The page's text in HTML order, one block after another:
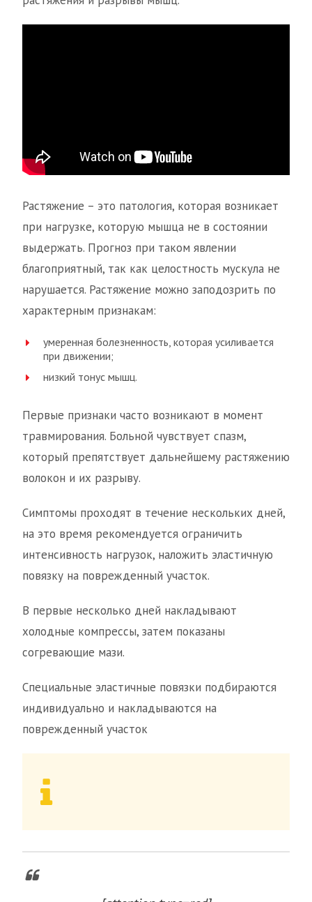
Растяжение – это патология, которая возникает
при нагрузке, которую мышца не в состоянии
выдержать. Прогноз при таком явлении
благоприятный, так как целостность мускула не
нарушается. Растяжение можно заподозрить по
характерным признакам:
умеренная болезненность, которая усиливается
при движении;
низкий тонус мышц.
Первые признаки часто возникают в момент
травмирования. Больной чувствует спазм,
который препятствует дальнейшему растяжению
волокон и их разрыву.
Симптомы проходят в течение нескольких дней,
на это время рекомендуется ограничить
интенсивность нагрузок, наложить эластичную
повязку на поврежденный участок.
В первые несколько дней накладывают
холодные компрессы, затем показаны
согревающие мази.
Специальные эластичные повязки подбираются
индивидуально и накладываются на
поврежденный участок